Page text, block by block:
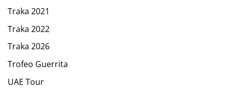
Traka 2021
Traka 2022
Traka 2026
Trofeo Guerrita
UAE Tour